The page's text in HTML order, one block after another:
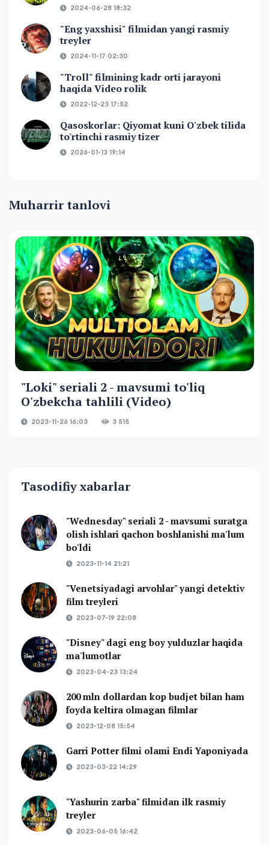
2024-06-28 18:32
"Eng yaxshisi" filmidan yangi rasmiy
treyler
2024-11-17 02:30
"Troll" filmining kadr orti jarayoni
haqida Video rolik
2022-12-23 17:52
Qasoskorlar: Qiyomat kuni O'zbek tilida
to'rtinchi rasmiy tizer
2026-01-13 19:14
Muharrir tanlovi
"Loki" seriali 2 - mavsumi to'liq
O'zbekcha tahlili (Video)
2023-11-26 16:03 3 515
Tasodifiy xabarlar
"Wednesday" seriali 2 - mavsumi suratga
olish ishlari qachon boshlanishi ma'lum
bo'ldi
2023-11-14 21:21
"Venetsiyadagi arvohlar" yangi detektiv
film treyleri
2023-07-19 22:08
"Disney" dagi eng boy yulduzlar haqida
ma'lumotlar
2023-04-23 13:24
200 mln dollardan kop budjet bilan ham
foyda keltira olmagan filmlar
2023-12-08 15:54
Garri Potter filmi olami Endi Yaponiyada
2023-03-22 14:29
"Yashurin zarba" filmidan ilk rasmiy
treyler
2023-06-05 16:42